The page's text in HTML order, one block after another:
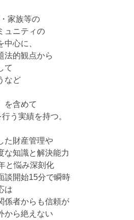
家族等の
ュニティの
心に、
法的観点から
て
など
を含めて
う実績を持つ。
た財産管理や
な知識と解決能力
と悩み深刻化
談開始15分で瞬時
は
係者からも信頼が
から絶えない